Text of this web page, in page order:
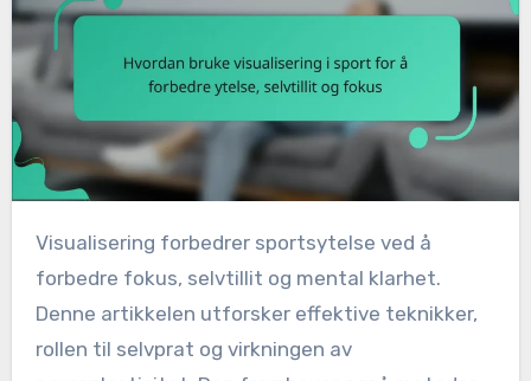
Visualisering forbedrer sportsytelse ved å
forbedre fokus, selvtillit og mental klarhet.
Denne artikkelen utforsker effektive teknikker,
rollen til selvprat og virkningen av